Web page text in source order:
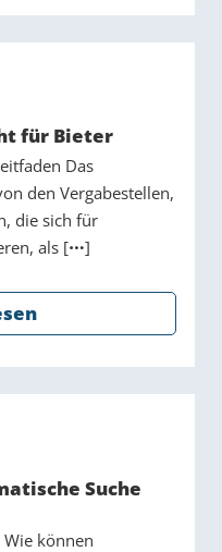
für Bieter
Das
den Vergabestellen,
die sich für
als [
]
Suche
können